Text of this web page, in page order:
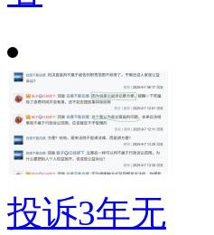
投诉3年无